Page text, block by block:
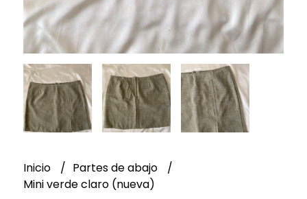
Inicio
Partes de abajo
Mini verde claro (nueva)